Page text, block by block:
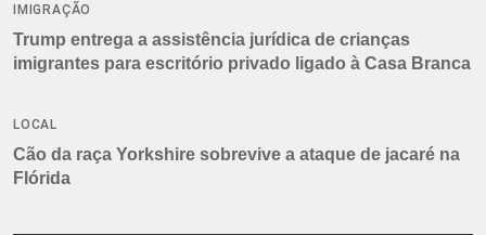
IMIGRAÇÃO
Trump entrega a assistência jurídica de crianças
imigrantes para escritório privado ligado à Casa Branca
LOCAL
Cão da raça Yorkshire sobrevive a ataque de jacaré na
Flórida